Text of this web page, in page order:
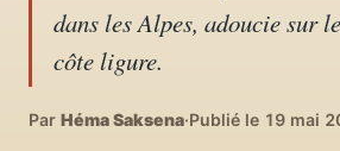
04
dans les Alpes, adoucie sur
côte ligure.
Par Héma Saksena·Publié le 19 mai